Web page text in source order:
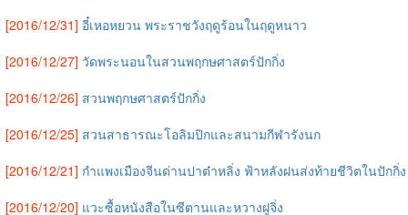
[2016/12/31] อี๋เหอหยวน พระราชวังฤดูร้อนในฤดูหนาว
[2016/12/27] วัดพระนอนในสวนพฤกษศาสตร์ปักกิ่ง
[2016/12/26] สวนพฤกษศาสตร์ปักกิ่ง
[2016/12/25] สวนสาธารณะโอลิมปิกและสนามกีฬารังนก
[2016/12/21] กำแพงเมืองจีนด่านปาต๋าหลิ่ง ฟ้าหลังฝนส่งท้ายชีวิตในปักกิ่ง
[2016/12/20] แวะซื้อหนังสือในซีตานและหวางฝูจิ่ง